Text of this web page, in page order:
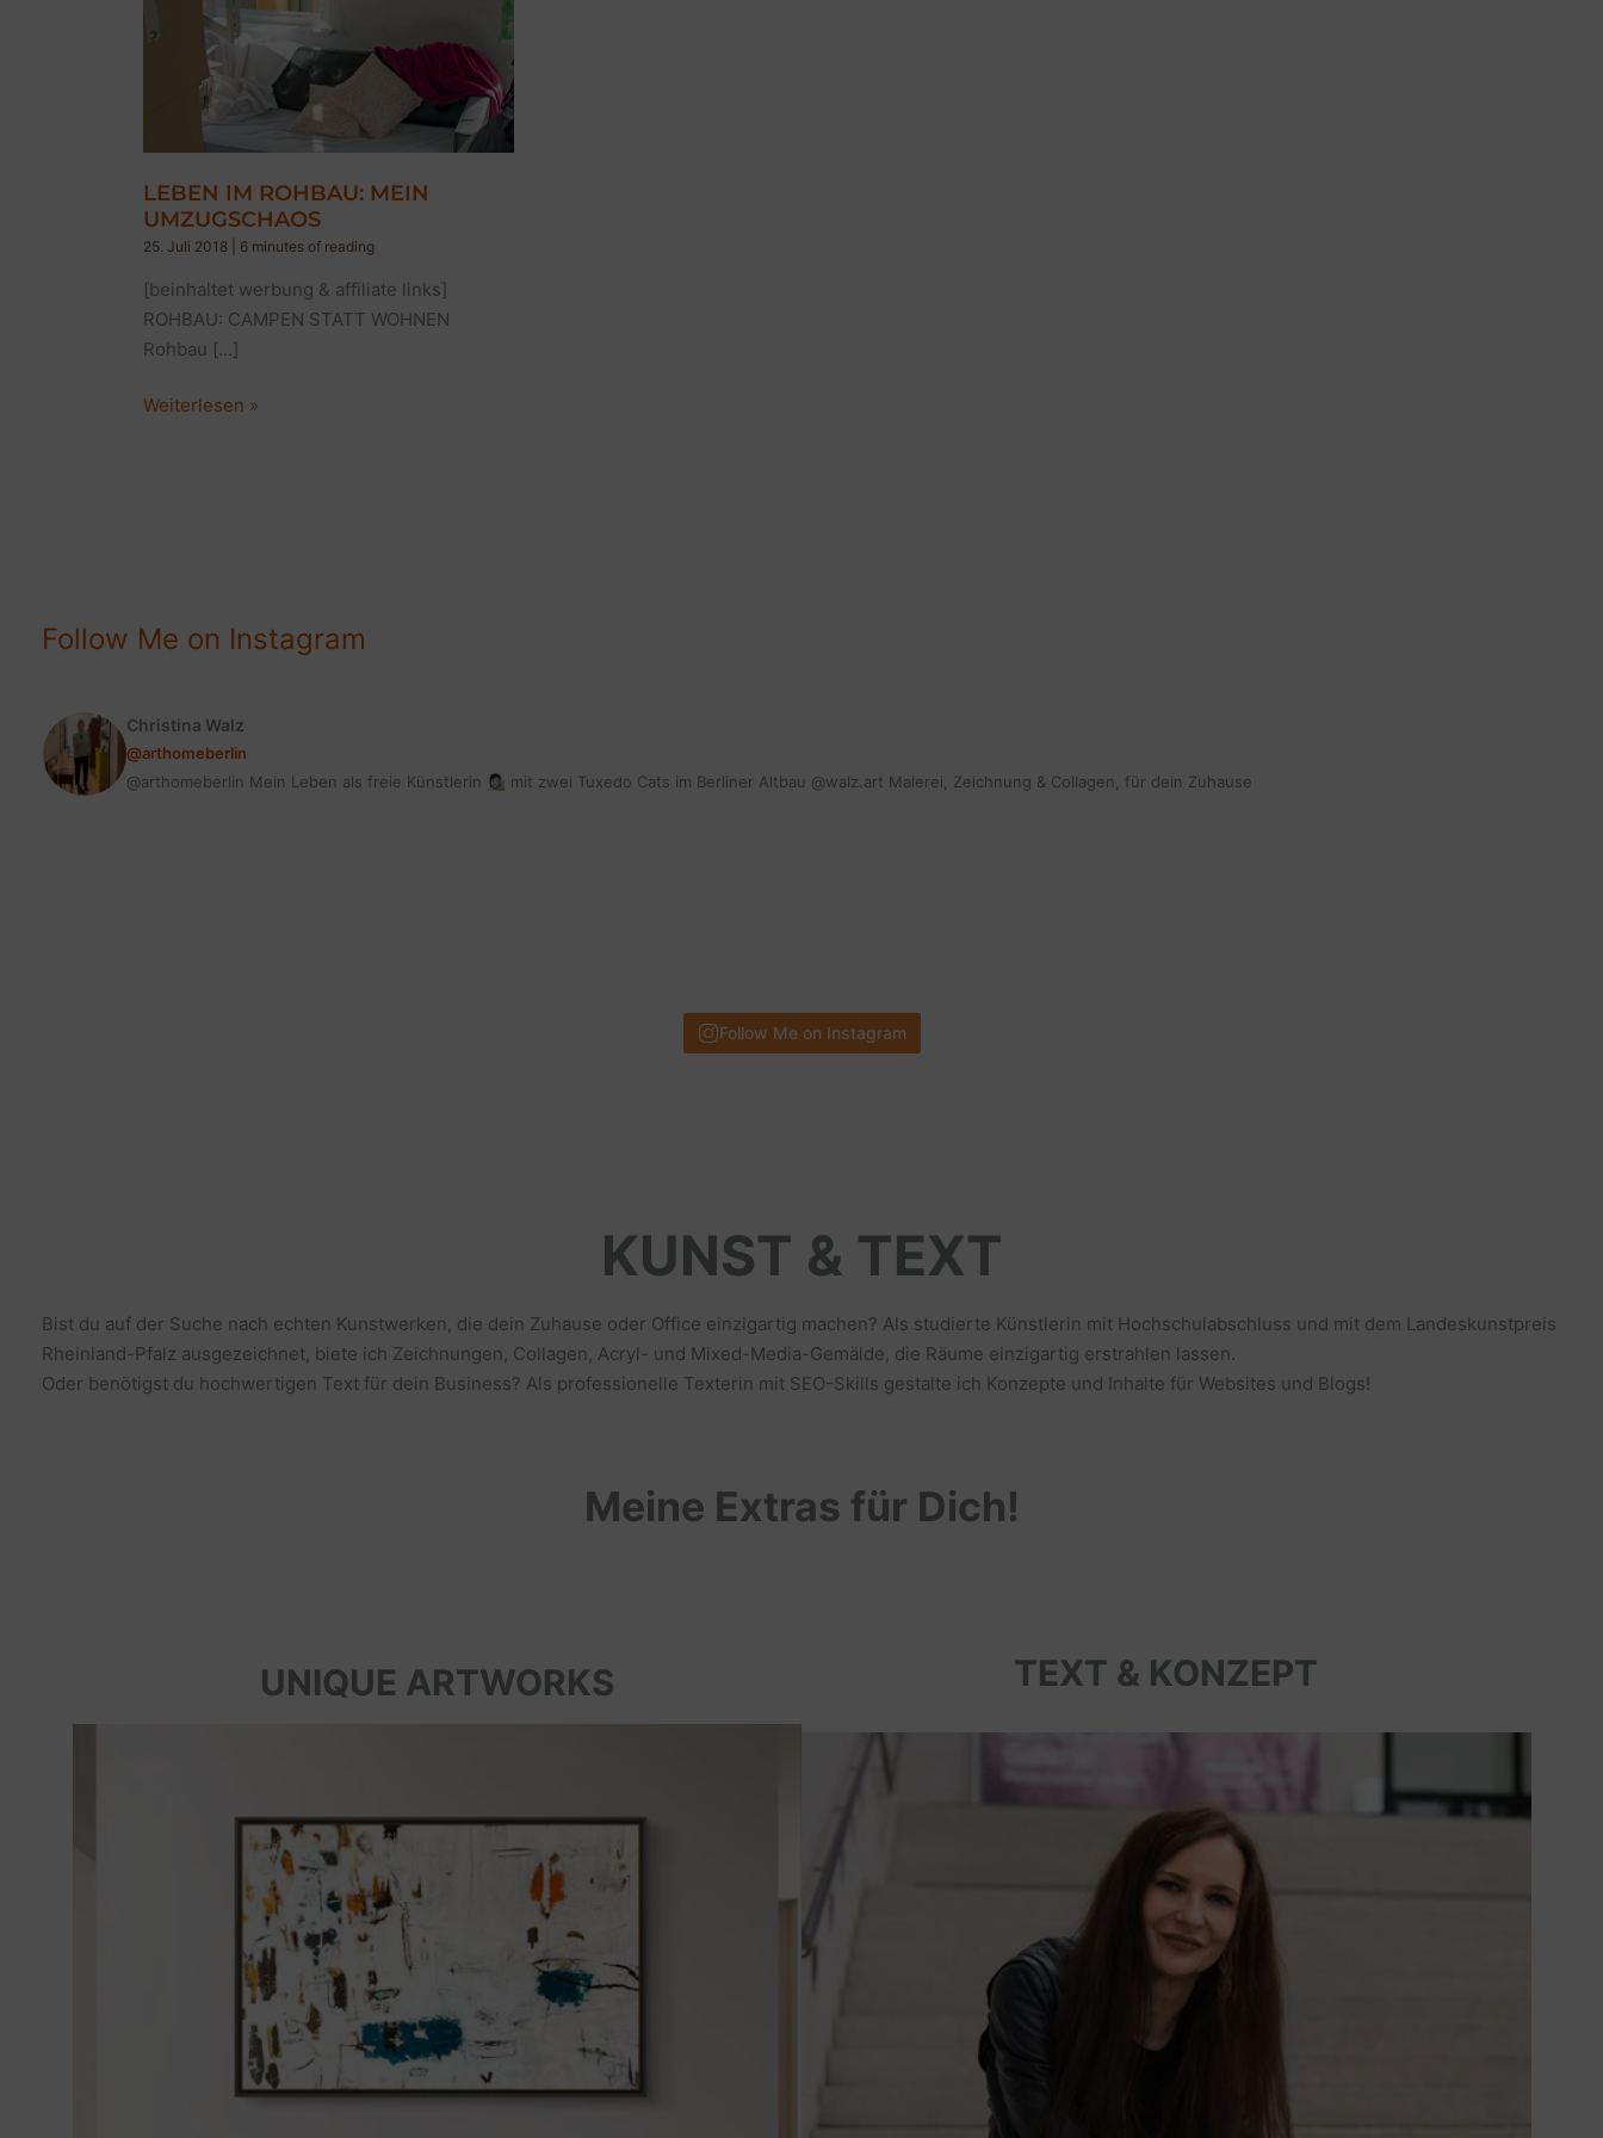
LEBEN IM ROHBAU: MEIN
UMZUGSCHAOS
25. Juli 2018 6 minutes of reading
[beinhaltet werbung & affiliate links]
ROHBAU: CAMPEN STATT WOHNEN
Rohbau […]
LEBEN
Weiterlesen »
Follow Me on Instagram
Christina Walz
@arthomeberlin
@arthomeberlin Mein Leben als freie Künstlerin 👩🏻‍🎨 mit zwei Tuxedo Cats im Berliner Altbau @walz.art Malerei, Zeichnung & Collagen, für dein Zuhause
Follow Me on Instagram
KUNST & TEXT
Bist du auf der Suche nach echten Kunstwerken, die dein Zuhause oder Office einzigartig machen? Als studierte Künstlerin mit Hochschulabschluss und mit dem Landeskunstpreis
Rheinland-Pfalz ausgezeichnet, biete ich Zeichnungen, Collagen, Acryl- und Mixed-Media-Gemälde, die Räume einzigartig erstrahlen lassen.
Oder benötigst du hochwertigen Text für dein Business? Als professionelle Texterin mit SEO-Skills gestalte ich Konzepte und Inhalte für Websites und Blogs!
Meine Extras für Dich!
UNIQUE ARTWORKS TEXT & KONZEPT